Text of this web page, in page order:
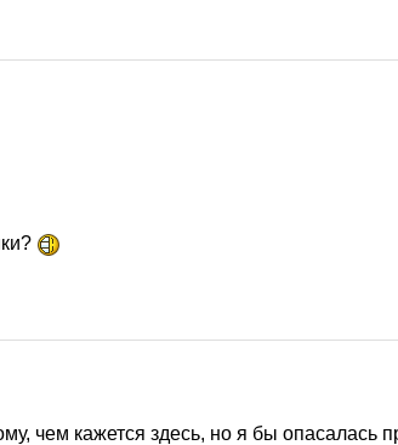
чем кажется здесь, но я бы опасалась